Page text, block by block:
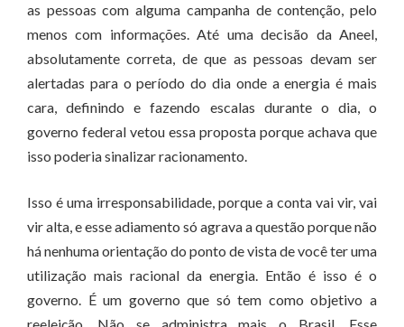
as pessoas com alguma campanha de contenção, pelo
menos com informações. Até uma decisão da Aneel,
absolutamente correta, de que as pessoas devam ser
alertadas para o período do dia onde a energia é mais
cara, definindo e fazendo escalas durante o dia, o
governo federal vetou essa proposta porque achava que
isso poderia sinalizar racionamento.
Isso é uma irresponsabilidade, porque a conta vai vir, vai
vir alta, e esse adiamento só agrava a questão porque não
há nenhuma orientação do ponto de vista de você ter uma
utilização mais racional da energia. Então é isso é o
governo. É um governo que só tem como objetivo a